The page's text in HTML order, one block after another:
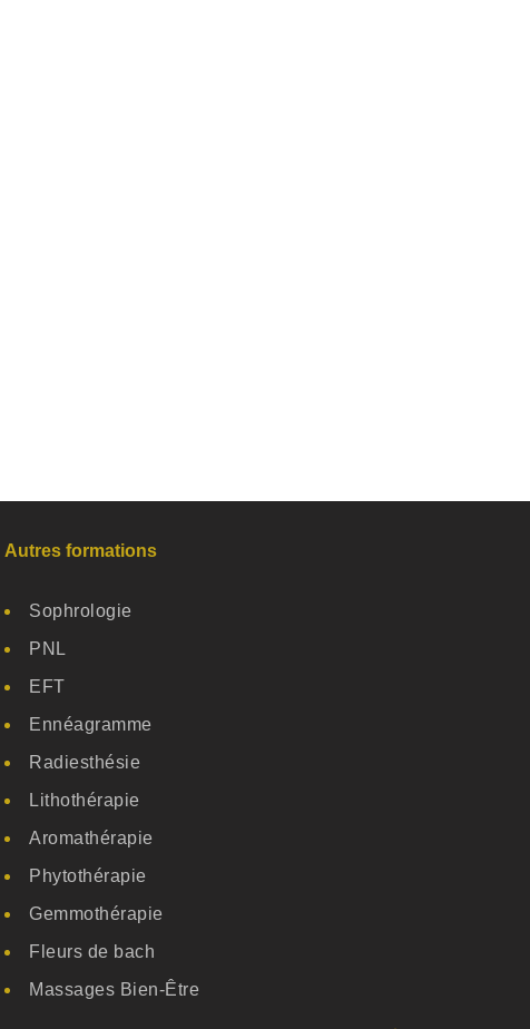
Autres formations
Sophrologie
PNL
EFT
Ennéagramme
Radiesthésie
Lithothérapie
Aromathérapie
Phytothérapie
Gemmothérapie
Fleurs de bach
Massages Bien-Être